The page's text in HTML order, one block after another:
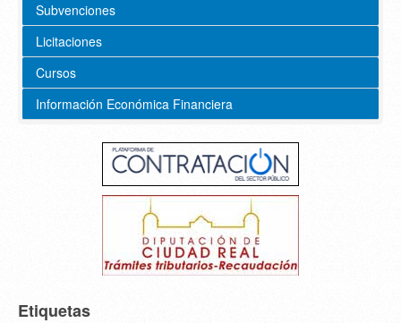
Subvenciones
Licitaciones
Cursos
Información Económica Financiera
Etiquetas